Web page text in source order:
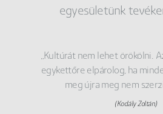
egyesületünk
„Kultúrát nem lehet örökölni.
egykettőre elpárolog, ha
meg újra meg nem
(Kodály Zoltán)